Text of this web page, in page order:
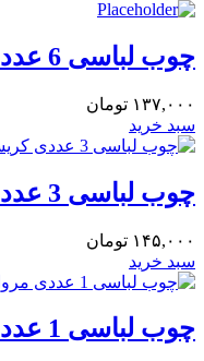
چوب لباسی 6 عددی کاراکو
۱۳۷,۰۰۰ تومان
سبد خرید
چوب لباسی 3 عددی کریستال کاراکو
۱۴۵,۰۰۰ تومان
سبد خرید
چوب لباسی 1 عددی مرواریدی کاراکو